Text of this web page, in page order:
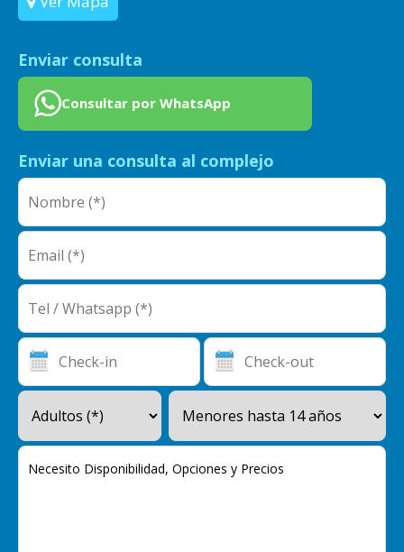
Enviar consulta
Consultar por WhatsApp
Enviar una consulta al complejo